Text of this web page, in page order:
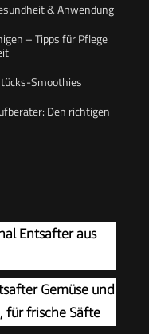
& Anwendung
– Tipps für Pflege
Smoothies
Den richtigen
Entsafter aus
Gemüse und
für frische Säfte